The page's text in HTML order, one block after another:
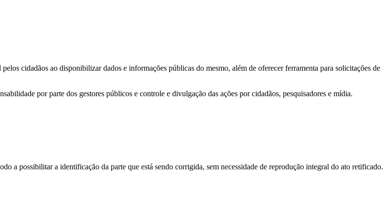
cidadãos ao disponibilizar dados e informações públicas do mesmo, além de oferecer ferramenta para solicitações de
por parte dos gestores públicos e controle e divulgação das ações por cidadãos, pesquisadores e mídia.
a possibilitar a identificação da parte que está sendo corrigida, sem necessidade de reprodução integral do ato retificado.